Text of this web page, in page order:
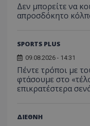
Δεν μπορείτε να
απροσδόκητο
SPORTS PLUS
09.08.2026 - 14:31
Πέντε τρόποι με
φτάσουμε στο
επικρατέστερα
ΔΙΕΘΝΗ